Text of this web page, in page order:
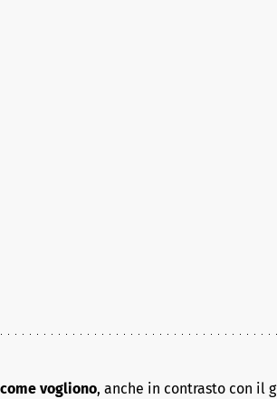
vogliono, anche in contrasto con il